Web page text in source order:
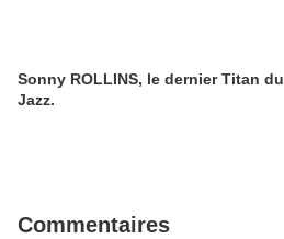
Sonny ROLLINS, le dernier Titan du
Jazz.
Commentaires